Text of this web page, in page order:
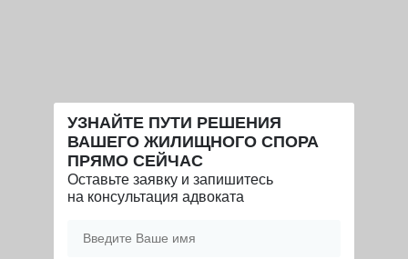
УЗНАЙТЕ ПУТИ РЕШЕНИЯ
ВАШЕГО ЖИЛИЩНОГО СПОРА
ПРЯМО СЕЙЧАС
Оставьте заявку и запишитесь
на консультация адвоката